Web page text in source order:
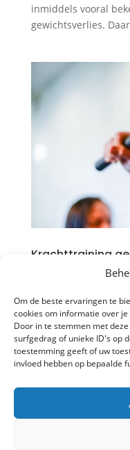
Om de beste ervaringen te
cookies om informatie over
Door in te stemmen met
surfgedrag of unieke ID's op
toestemming geeft of uw
invloed hebben op bepaalde
inmiddels vooral
gewichtsverlies.
Krachttraining
als
Bob Verpalen|
Krachttraining
🏥 Van fitness naar
krachttraining en de
geassocieerd wordt
gelukkig snel.
gezien als een